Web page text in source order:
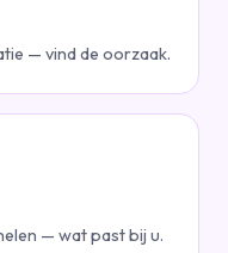
— vind de oorzaak.
— wat past bij u.